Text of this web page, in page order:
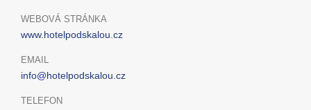
WEBOVÁ STRÁNKA
www.hotelpodskalou.cz
EMAIL
info@hotelpodskalou.cz
TELEFON